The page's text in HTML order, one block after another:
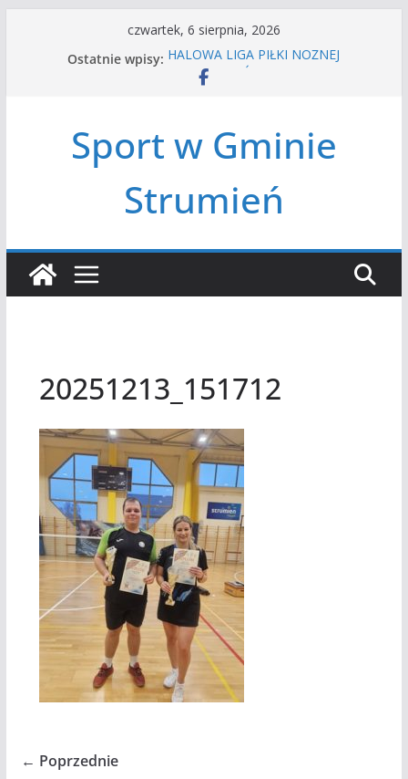
czwartek, 6 sierpnia, 2026
Ostatnie wpisy: HALOWA LIGA PIŁKI NOŻNEJ
LATO W MIEŚCIE’2026
Czwórbój lekkoatletyczny
Sport w Gminie
Strumień
20251213_151712
← Poprzednie